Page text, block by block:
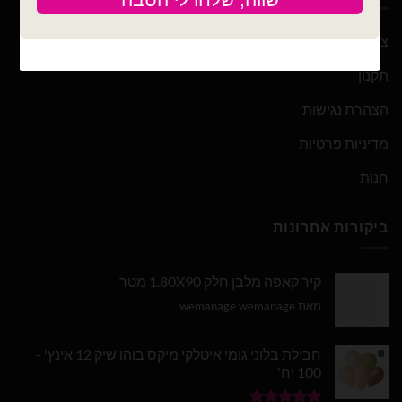
צור קשר
תקנון
הצהרת נגישות
מדיניות פרטיות
חנות
ביקורות אחרונות
קיר קאפה מלבן חלק 1.80X90 מטר
מאת wemanage wemanage
חבילת בלוני גומי איטלקי מיקס בוהו שיק 12 אינץ' -
100 יח'